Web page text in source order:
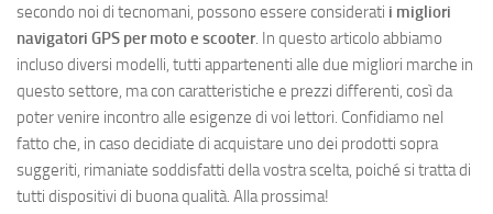
secondo noi di tecnomani, possono essere considerati i migliori
navigatori GPS per moto e scooter. In questo articolo abbiamo
incluso diversi modelli, tutti appartenenti alle due migliori marche in
questo settore, ma con caratteristiche e prezzi differenti, così da
poter venire incontro alle esigenze di voi lettori. Confidiamo nel
fatto che, in caso decidiate di acquistare uno dei prodotti sopra
suggeriti, rimaniate soddisfatti della vostra scelta, poiché si tratta di
tutti dispositivi di buona qualità. Alla prossima!